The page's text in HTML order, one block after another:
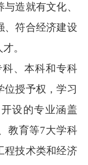
造就有文化、
、符合经济建设
。
、本科和专科
位授予权，学习
设的专业涵盖
教育等7大学科
程技术类和经济